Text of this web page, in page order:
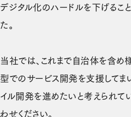
デジタル化のハードルを下げるこ
た。
当社では、これまで自治体を含め
型でのサービス開発を支援してまい
イル開発を進めたいと考えられて
わせください。